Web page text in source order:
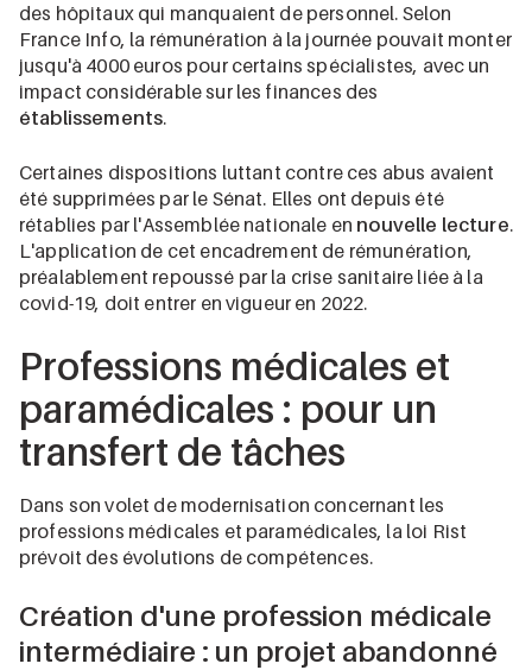
des hôpitaux qui manquaient de personnel. Selon
France Info, la rémunération à la journée pouvait monter
jusqu'à 4000 euros pour certains spécialistes, avec un
impact considérable sur les finances des
établissements.
Certaines dispositions luttant contre ces abus avaient
été supprimées par le Sénat. Elles ont depuis été
rétablies par l'Assemblée nationale en nouvelle lecture.
L'application de cet encadrement de rémunération,
préalablement repoussé par la crise sanitaire liée à la
covid-19, doit entrer en vigueur en 2022.
Professions médicales et
paramédicales : pour un
transfert de tâches
Dans son volet de modernisation concernant les
professions médicales et paramédicales, la loi Rist
prévoit des évolutions de compétences.
Création d'une profession médicale
intermédiaire : un projet abandonné